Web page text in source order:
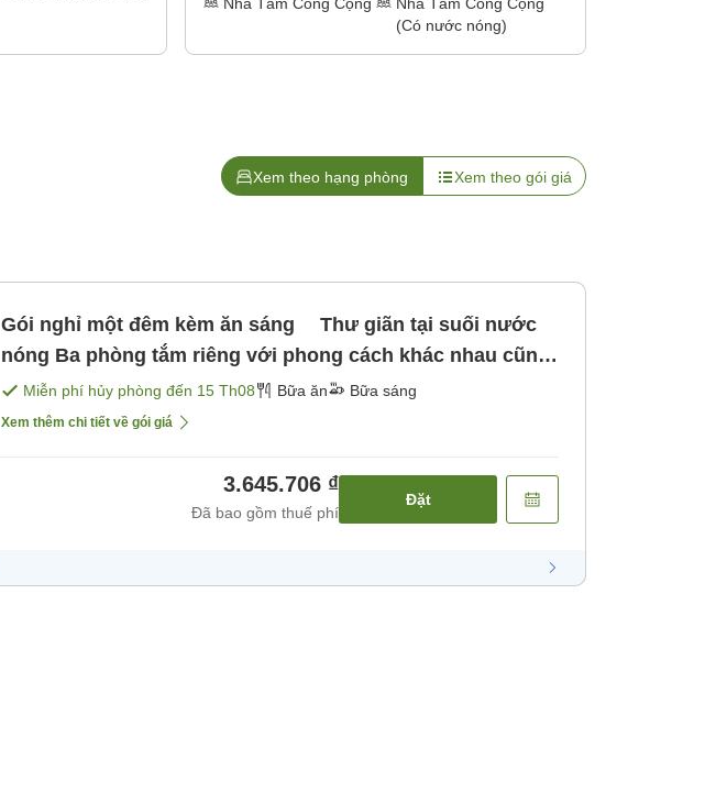
Nhà Tắm Công Cộng
Nhà Tắm Công Cộng
(Có nước nóng)
Xem theo hạng phòng Xem theo gói giá
Gói nghỉ một đêm kèm ăn sáng Thư giãn tại suối nước
nóng Ba phòng tắm riêng với phong cách khác nhau cũng
có thể sử dụng miễn phí! [Bữa sáng]
Miễn phí hủy phòng đến 15 Th08 Bữa ăn Bữa sáng
Xem thêm chi tiết về gói giá
3.645.706 ₫
Đã bao gồm thuế phí
Đặt